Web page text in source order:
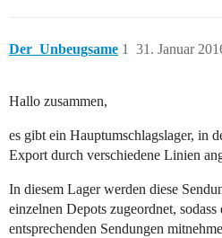
Der_Unbeugsame 31. Januar
1
Hallo zusammen,
es gibt ein Hauptumschlagslager, in
Export durch verschiedene Linien
In diesem Lager werden diese
einzelnen Depots zugeordnet,
entsprechenden Sendungen